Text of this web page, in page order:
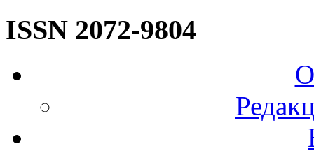
ISSN 2072-9804